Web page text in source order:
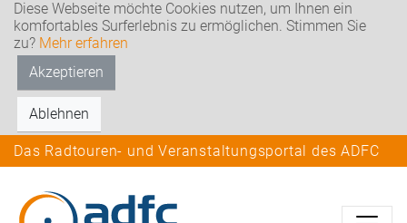
Diese Webseite möchte Cookies nutzen, um Ihnen ein
komfortables Surferlebnis zu ermöglichen. Stimmen Sie
zu? Mehr erfahren
Akzeptieren
Ablehnen
Das Radtouren- und Veranstaltungsportal des ADFC